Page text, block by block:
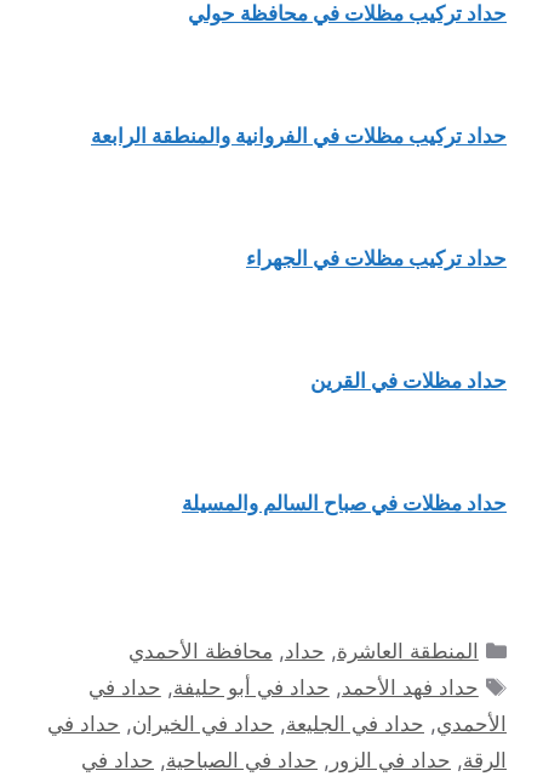
حداد تركيب مظلات في محافظة حولي
حداد تركيب مظلات في الفروانية والمنطقة الرابعة
حداد تركيب مظلات في الجهراء
حداد مظلات في القرين
حداد مظلات في صباح السالم والمسيلة
التصنيفات
المنطقة العاشرة, حداد, محافظة الأحمدي
الوسوم
حداد فهد الأحمد, حداد في أبو حليفة, حداد في
الأحمدي, حداد في الجليعة, حداد في الخيران, حداد في
الرقة, حداد في الزور , حداد في الصباحية, حداد في